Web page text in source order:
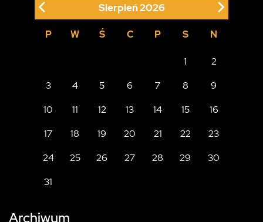
Sierpień2026
P W Ś C P S N
1
2
3
4 5 6 7 8
9
10
11 12 13 14 15
16
17
18 19 20 21 22
23
24
25 26 27 28 29
30
31
Archiwum